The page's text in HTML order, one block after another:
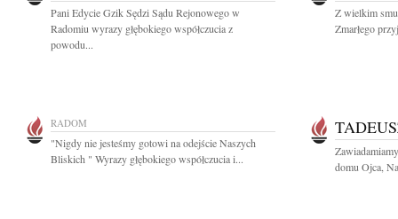
Pani Edycie Gzik Sędzi Sądu Rejonowego w
Radomiu wyrazy głębokiego współczucia z
powodu...
Z wielkim
Zmarłego
RADOM
"Nigdy nie jesteśmy gotowi na odejście Naszych
Bliskich " Wyrazy głębokiego współczucia i...
domu Ojca,